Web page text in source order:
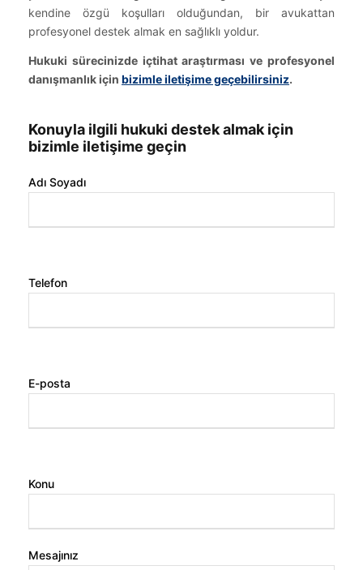
kendine özgü koşulları olduğundan, bir avukattan
profesyonel destek almak en sağlıklı yoldur.
Hukuki sürecinizde içtihat araştırması ve profesyonel
danışmanlık için bizimle iletişime geçebilirsiniz.
Konuyla ilgili hukuki destek almak için
bizimle iletişime geçin
Adı Soyadı
Telefon
E-posta
Konu
Mesajınız